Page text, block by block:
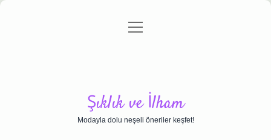
Gizlilik Politikası
menüyü
Şıklık ve İlham
Modayla dolu neşeli öneriler keşfet!